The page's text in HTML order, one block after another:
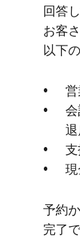
回答
お客
以下
予約
完了